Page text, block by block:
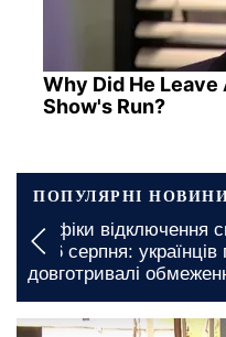
Why Did He Leave
Show's Run?
ПОПУЛЯРНІ
Графіки відключення
на 6 серпня:
довготривалі
12 травня, 21:00